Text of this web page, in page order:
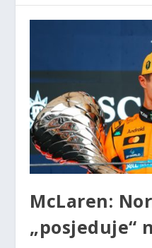
McLaren:
„posjeduje“